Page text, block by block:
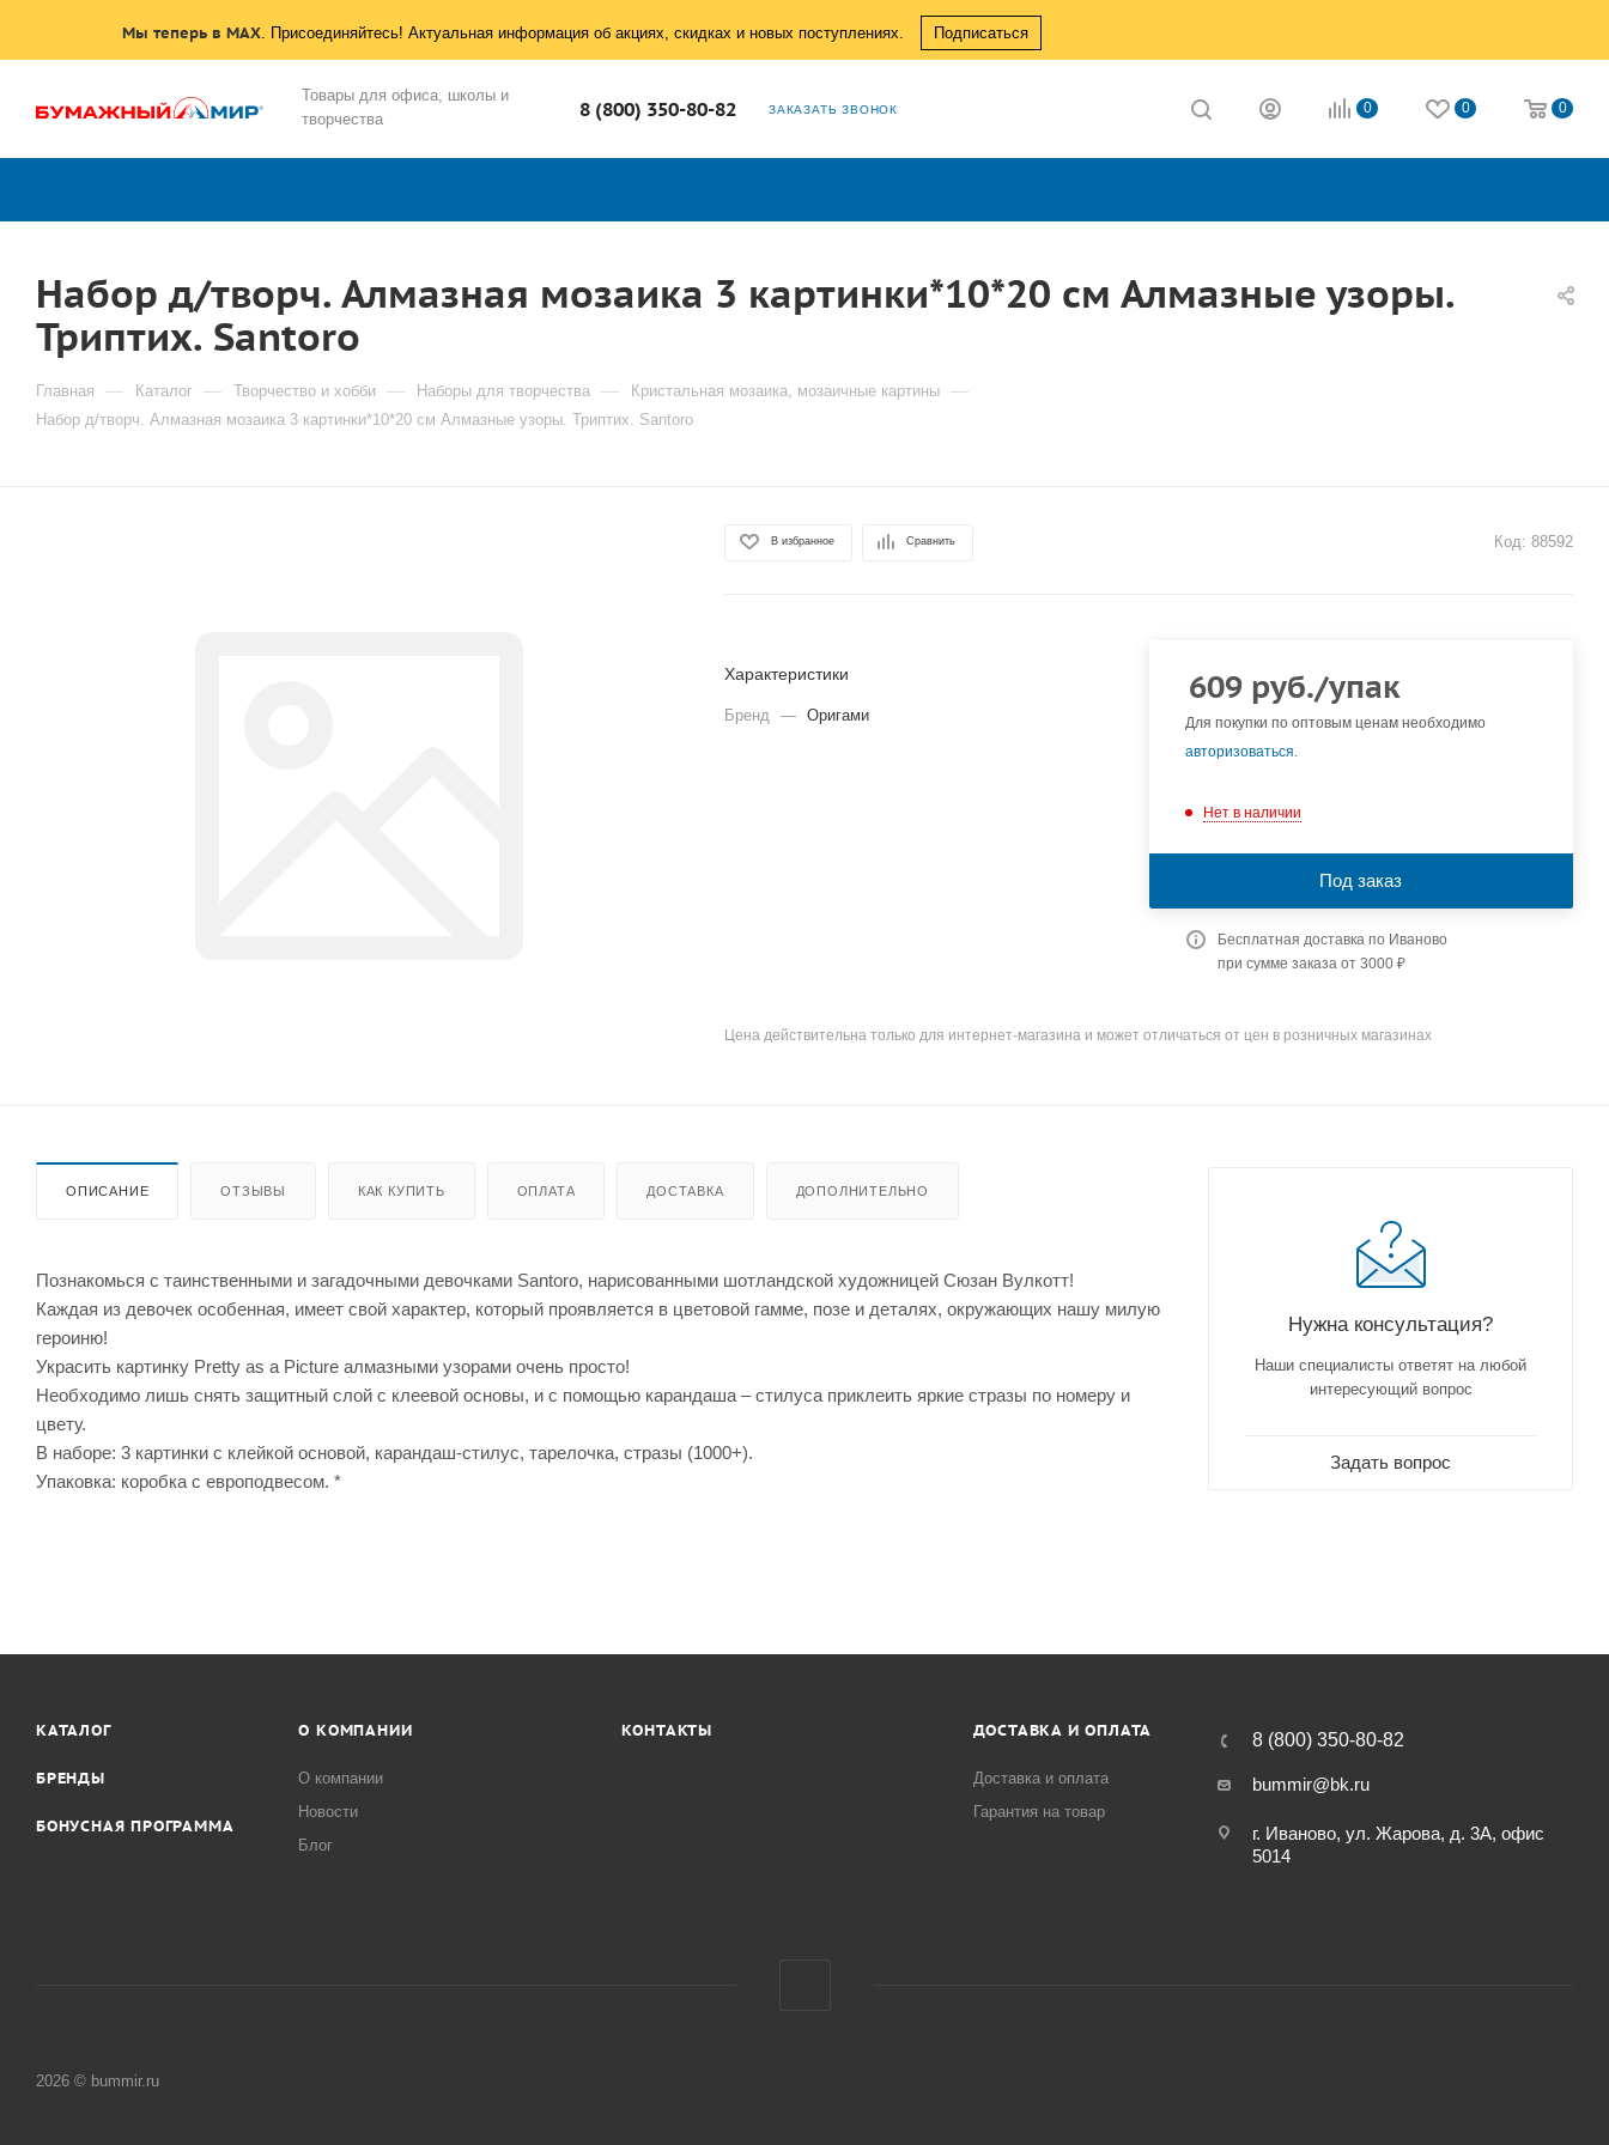
Мы теперь в MAX. Присоединяйтесь! Актуальная информация об акциях, скидках и новых поступлениях. Подписаться
Товары для офиса, школы и
творчества
8 (800) 350-80-82 ЗАКАЗАТЬ ЗВОНОК 0 0 0
Набор д/творч. Алмазная мозаика 3 картинки*10*20 см Алмазные узоры.
Триптих. Santoro
Главная — Каталог — Творчество и хобби — Наборы для творчества — Кристальная мозаика, мозаичные картины —
Набор д/творч. Алмазная мозаика 3 картинки*10*20 см Алмазные узоры. Триптих. Santoro
В избранное Сравнить Код: 88592
Характеристики
Бренд — Оригами
609руб./упак
Для покупки по оптовым ценам необходимо
авторизоваться.
Нет в наличии
Под заказ
Бесплатная доставка по Иваново
при сумме заказа от 3000 ₽
Цена действительна только для интернет-магазина и может отличаться от цен в розничных магазинах
ОПИСАНИЕ ОТЗЫВЫ КАК КУПИТЬ ОПЛАТА ДОСТАВКА ДОПОЛНИТЕЛЬНО
Познакомься с таинственными и загадочными девочками Santoro, нарисованными шотландской художницей Сюзан Вулкотт!
Каждая из девочек особенная, имеет свой характер, который проявляется в цветовой гамме, позе и деталях, окружающих нашу милую
героиню!
Украсить картинку Pretty as a Picture алмазными узорами очень просто!
Необходимо лишь снять защитный слой с клеевой основы, и с помощью карандаша – стилуса приклеить яркие стразы по номеру и
цвету.
В наборе: 3 картинки с клейкой основой, карандаш-стилус, тарелочка, стразы (1000+).
Упаковка: коробка с европодвесом. *
Нужна консультация?
Наши специалисты ответят на любой
интересующий вопрос
Задать вопрос
КАТАЛОГ
БРЕНДЫ
БОНУСНАЯ ПРОГРАММА
О КОМПАНИИ
О компании
Новости
Блог
КОНТАКТЫ ДОСТАВКА И ОПЛАТА
Доставка и оплата
Гарантия на товар
8 (800) 350-80-82
bummir@bk.ru
г. Иваново, ул. Жарова, д. 3А, офис
5014
2026 © bummir.ru